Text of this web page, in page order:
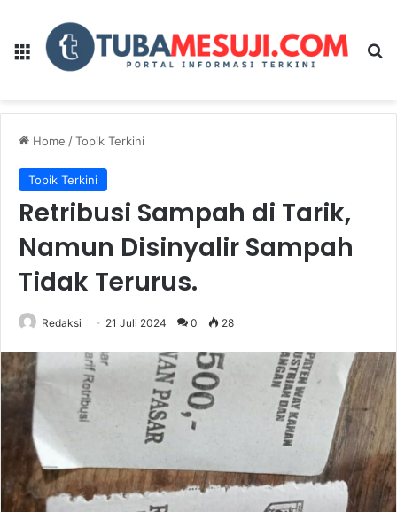
Menu
Home /Topik Terkini
Topik Terkini
Retribusi Sampah di Tarik,
Namun Disinyalir Sampah
Tidak Terurus.
Redaksi 21 Juli 2024 0 28